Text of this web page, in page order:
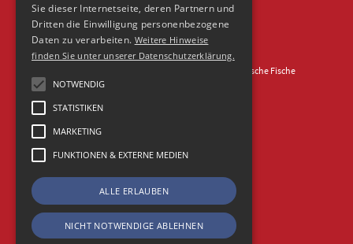
© 2026 Agentur Frische Fische
Sie dieser Internetseite, deren Partnern und
Dritten die Einwilligung personenbezogene
Daten zu verarbeiten. Weitere Hinweise
finden Sie unter unserer Datenschutzerklärung.
NOTWENDIG
STATISTIKEN
MARKETING
FUNKTIONEN & EXTERNE MEDIEN
ALLE ERLAUBEN
NICHT NOTWENDIGE ABLEHNEN